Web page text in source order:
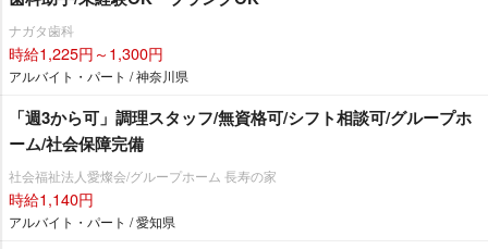
ナガタ歯科
時給1,225円～1,300円
アルバイト・パート / 神奈川県
「週3から可」調理スタッフ/無資格可/シフト相談可/グループホ
ーム/社会保障完備
社会福祉法人愛燦会/グループホーム 長寿の家
時給1,140円
アルバイト・パート / 愛知県